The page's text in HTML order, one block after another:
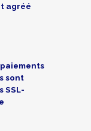
agréé
sont
SSL-